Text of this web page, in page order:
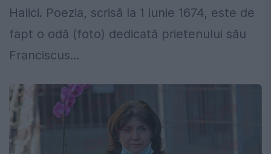
Halici. Poezia, scrisă la 1 iunie 1674, este de
fapt o odă (foto) dedicată prietenului său
Franciscus...